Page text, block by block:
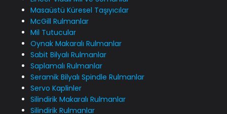
Masaüstü Küresel Taşıyıcılar
McGill Rulmanlar
Mil Tutucular
Oynak Makaralı Rulmanlar
Sabit Bilyalı Rulmanlar
Saplamalı Rulmanlar
Seramik Bilyalı Spindle Rulmanlar
Servo Kaplinler
Silindirik Makaralı Rulmanlar
Silindirik Rulmanlar